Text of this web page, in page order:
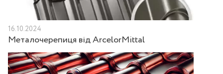
16.10.2024
Металочерепиця від ArcelorMittal